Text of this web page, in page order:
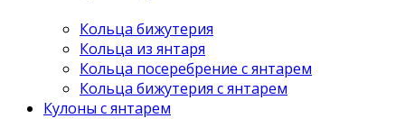
Кольца бижутерия
Кольца из янтаря
Кольца посеребрение с янтарем
Кольца бижутерия с янтарем
Кулоны с янтарем